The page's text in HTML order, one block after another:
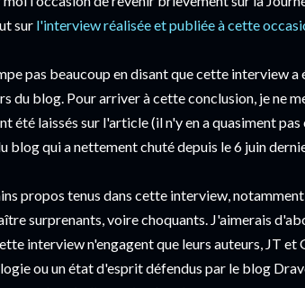
sur l'interview réalisée et publiée à cette
pas beaucoup en disant que cette interview a
du blog. Pour arriver à cette conclusion, je ne
été laissés sur l'article (il n'y en a quasiment
blog qui a nettement chuté depuis le 6 juin
propos tenus dans cette interview,
surprenants, voire choquants. J'aimerais
interview n'engagent que leurs auteurs, JT et
ou un état d'esprit défendus par le blog